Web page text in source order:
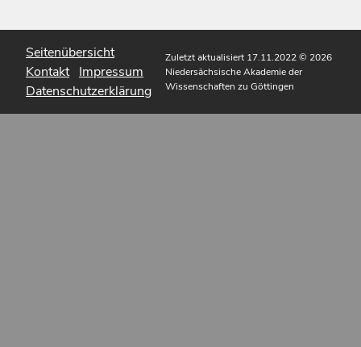
Seitenübersicht
Kontakt Impressum
Datenschutzerklärung
Zuletzt aktualisiert 17.11.2022© 2026
Niedersächsische Akademie der
Wissenschaften zu Göttingen